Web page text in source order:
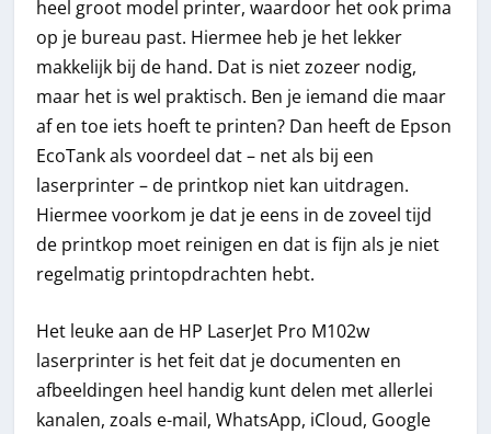
heel groot model printer, waardoor het ook prima
op je bureau past. Hiermee heb je het lekker
makkelijk bij de hand. Dat is niet zozeer nodig,
maar het is wel praktisch. Ben je iemand die maar
af en toe iets hoeft te printen? Dan heeft de Epson
EcoTank als voordeel dat – net als bij een
laserprinter – de printkop niet kan uitdragen.
Hiermee voorkom je dat je eens in de zoveel tijd
de printkop moet reinigen en dat is fijn als je niet
regelmatig printopdrachten hebt.
Het leuke aan de HP LaserJet Pro M102w
laserprinter is het feit dat je documenten en
afbeeldingen heel handig kunt delen met allerlei
kanalen, zoals e-mail, WhatsApp, iCloud, Google